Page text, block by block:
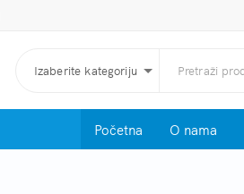
Izaberite kategoriju
Početna O nama